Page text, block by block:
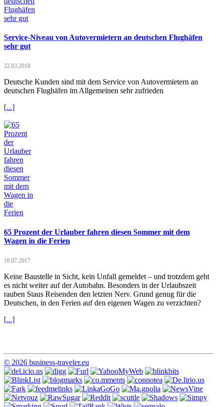
Service-Niveau von Autovermietern an deutschen Flughäfen
sehr gut
22.03.2018
Deutsche Kunden sind mit dem Service von Autovermietern an
deutschen Flughäfen im Allgemeinen sehr zufrieden
[...]
65 Prozent der Urlauber fahren diesen Sommer mit dem
Wagen in die Ferien
10.07.2017
Keine Baustelle in Sicht, kein Unfall gemeldet – und trotzdem geht
es nicht weiter auf der Autobahn. Besonders in der Urlaubszeit
rauben Staus Reisenden den letzten Nerv. Grund genug für die
Deutschen, in den Ferien auf den eigenen Wagen zu verzichten?
[...]
© 2026 business-traveler.eu